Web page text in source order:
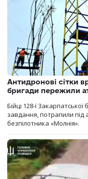
Антидронові сітки
бригади пережили
Бійці 128-ї
завдання, потрапили під
безпілотника «Молнія».